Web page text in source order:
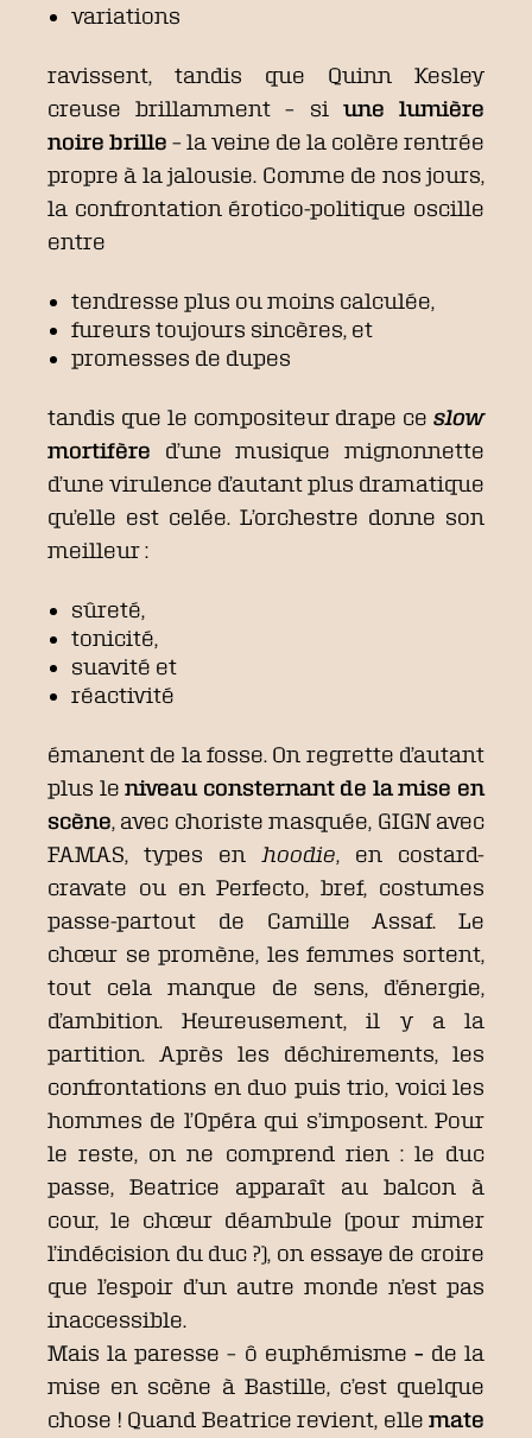
variations
ravissent, tandis que Quinn Kesley
creuse brillamment – si une lumière
noire brille – la veine de la colère rentrée
propre à la jalousie. Comme de nos jours,
la confrontation érotico-politique oscille
entre
tendresse plus ou moins calculée,
fureurs toujours sincères, et
promesses de dupes
tandis que le compositeur drape ce slow
mortifère d’une musique mignonnette
d’une virulence d’autant plus dramatique
qu’elle est celée. L’orchestre donne son
meilleur :
sûreté,
tonicité,
suavité et
réactivité
émanent de la fosse. On regrette d’autant
plus leniveau consternant de la mise en
scène , avec choriste masquée, GIGN avec
FAMAS, types en hoodie , en costard-
cravate ou en Perfecto, bref, costumes
passe-partout de Camille Assaf. Le
chœur se promène, les femmes sortent,
tout cela manque de sens, d’énergie,
d’ambition. Heureusement, il y a la
partition. Après les déchirements, les
confrontations en duo puis trio, voici les
hommes de l’Opéra qui s’imposent. Pour
le reste, on ne comprend rien : le duc
passe, Beatrice apparaît au balcon à
cour, le chœur déambule (pour mimer
l’indécision du duc ?), on essaye de croire
que l’espoir d’un autre monde n’est pas
inaccessible.
Mais la paresse – ô euphémisme – de la
mise en scène à Bastille, c’est quelque
chose ! Quand Beatrice revient, elle mate